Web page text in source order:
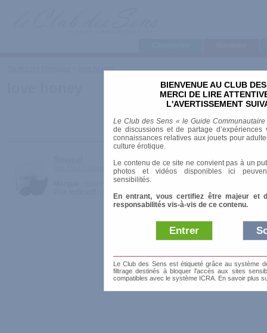
BIENVENUE AU CLUB
MERCI DE LIRE
L'AVERTISSEMENT
Le Club des Sens « le Guide
de discussions et de partage
connaissances relatives aux jouets pour
culture érotique.
Le contenu de ce site ne convient pas à un
photos et vidéos disponibles ici
sensibilités.
En entrant, vous certifiez être majeur et
responsabilités vis-à-vis de ce contenu.
Entrer
Le Club des Sens est étiqueté grâce au système
filtrage destinés à bloquer l'accès aux sites
compatibles avec le système ICRA. En savoir plus
love honey
Sex Toys > Vibromasseurs > Colorés et Funs
love honey
45.00 €